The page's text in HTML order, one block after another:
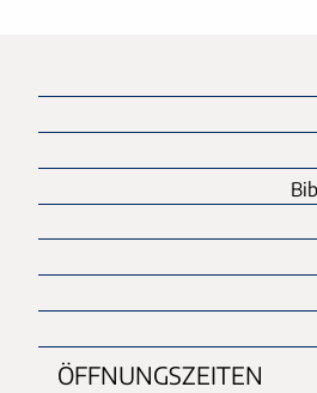
ÖFFNUNGSZEITEN